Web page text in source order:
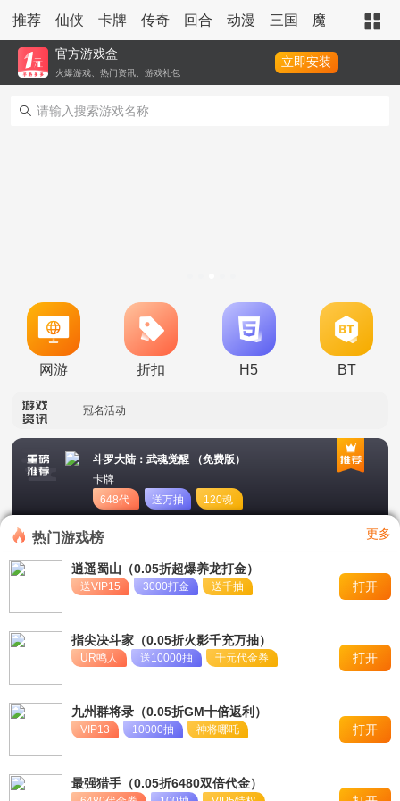
推荐 仙侠 卡牌 传奇 回合 动漫 三国 魔幻 策略
官方游戏盒
火爆游戏、热门资讯、游戏礼包
立即安装
网游 折扣 H5 BT
转游活动
新区首日十倍超值返利
冠名活动
斗罗大陆：武魂觉醒 （免费版）
卡牌
648代
币
送万抽
120魂
币
热门游戏榜 更多
逍遥蜀山（0.05折超爆养龙打金）
送VIP15 3000打金 送千抽 打开
指尖决斗家（0.05折火影千充万抽）
UR鸣人 送10000抽 千元代金券 打开
九州群将录（0.05折GM十倍返利）
VIP13 10000抽 神将哪吒 打开
最强猎手（0.05折6480双倍代金）